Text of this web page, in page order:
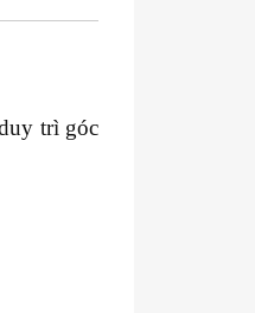
trì góc